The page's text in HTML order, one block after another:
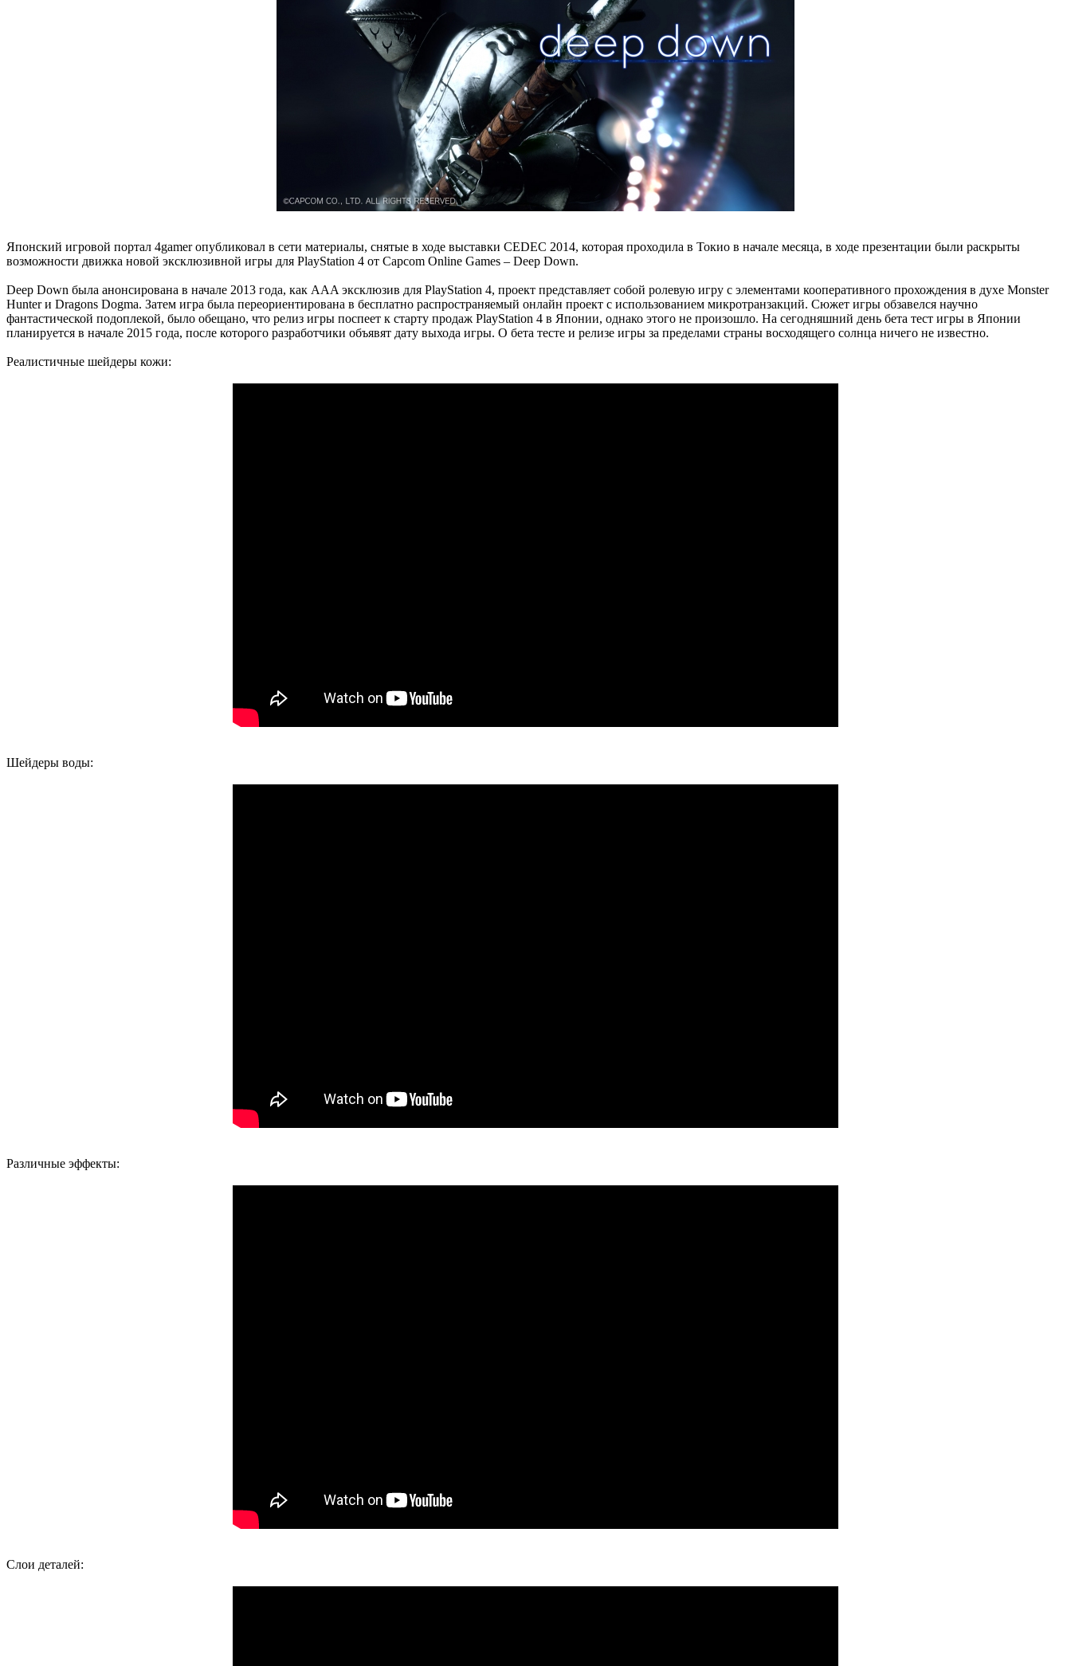
Японский игровой портал 4gamer опубликовал в сети материалы, снятые в ходе выставки CEDEC 2014, которая проходила в Токио в начале месяца, в ходе презентации были раскрыты
возможности движка новой эксклюзивной игры для PlayStation 4 от Capcom Online Games – Deep Down.
Deep Down была анонсирована в начале 2013 года, как AAA эксклюзив для PlayStation 4, проект представляет собой ролевую игру с элементами кооперативного прохождения в духе Monster
Hunter и Dragons Dogma. Затем игра была переориентирована в бесплатно распространяемый онлайн проект с использованием микротранзакций. Сюжет игры обзавелся научно
фантастической подоплекой, было обещано, что релиз игры поспеет к старту продаж PlayStation 4 в Японии, однако этого не произошло. На сегодняшний день бета тест игры в Японии
планируется в начале 2015 года, после которого разработчики объявят дату выхода игры. О бета тесте и релизе игры за пределами страны восходящего солнца ничего не известно.
Реалистичные шейдеры кожи:
Шейдеры воды:
Различные эффекты:
Слои деталей: